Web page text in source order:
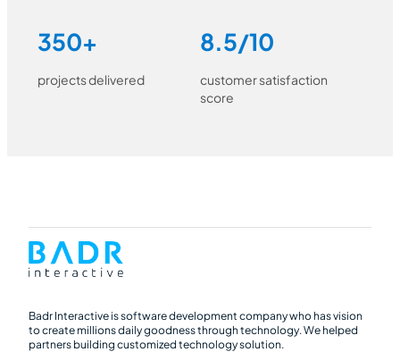
350+
projects delivered
8.5/10
customer satisfaction
score
Badr Interactive is software development company who has vision
to create millions daily goodness through technology. We helped
partners building customized technology solution.